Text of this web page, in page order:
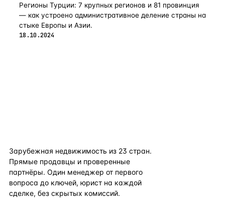
Регионы Турции: 7 крупных регионов и 81 провинция
— как устроено административное деление страны на
стыке Европы и Азии.
18.10.2024
Зарубежная недвижимость из 23 стран.
Прямые продавцы и проверенные
партнёры. Один менеджер от первого
вопроса до ключей, юрист на каждой
сделке, без скрытых комиссий.